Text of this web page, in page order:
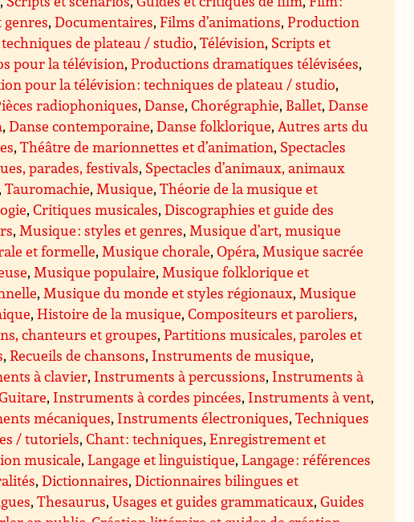
genres,Documentaires,Films d’animations,Production
de plateau / studio,Télévision, Scripts et
pour la télévision,Productions dramatiques télévisées,
pour la télévision : techniques de plateau / studio,
radiophoniques,Danse,Chorégraphie, Ballet,Danse
,Danse contemporaine,Danse folklorique,Autres arts du
,Théâtre de marionnettes et d’animation, Spectacles
parades, festivals, Spectacles d’animaux, animaux
,Tauromachie,Musique,Théorie de la musique et
,Critiques musicales,Discographies et guide des
,Musique : styles et genres,Musique d’art, musique
et formelle,Musique chorale,Opéra,Musique sacrée
,Musique populaire,Musique folklorique et
,Musique du monde et styles régionaux,Musique
,Histoire de la musique,Compositeurs et paroliers,
chanteurs et groupes,Partitions musicales, paroles et
,Recueils de chansons, Instruments de musique,
à clavier, Instruments à percussions, Instruments à
, Instruments à cordes pincées, Instruments à vent,
mécaniques, Instruments électroniques,Techniques
/ tutoriels,Chant : techniques,Enregistrement et
musicale,Langage et linguistique,Langage : références
,Dictionnaires,Dictionnaires bilingues et
,Thesaurus,Usages et guides grammaticaux,Guides